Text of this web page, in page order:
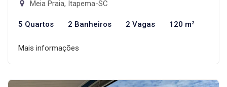
Meia Praia, Itapema-SC
5 Quartos 2 Banheiros 2 Vagas 120 m²
Mais informações